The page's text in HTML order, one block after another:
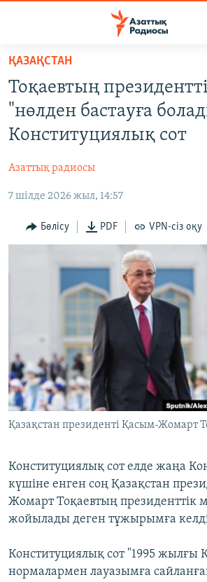
Skip
main
content
Skip
to
main
Navigation
Skip
Search
САЯСАТ
AZATTYQTV
АДАМ ҚҰҚЫҚТАРЫ
ӘЛЕУМЕТ
ӘЛЕМ
Басқа тілдерде
ҚАЗАҚСТАН
Тоқаевтың
"нөлден бастауға
Конституциялық сот
Азаттық радиосы
7 шілде 2026 жыл, 14:57
Бөлісу PDF VPN-сіз оқу
Қазақстан президенті Қасым-Жомарт
Конституциялық сот елде жаңа
күшіне енген соң Қазақстан
Жомарт Тоқаевтың президенттік
жойылады деген тұжырымға
Конституциялық сот "1995 жылғы
нормалармен лауазымға